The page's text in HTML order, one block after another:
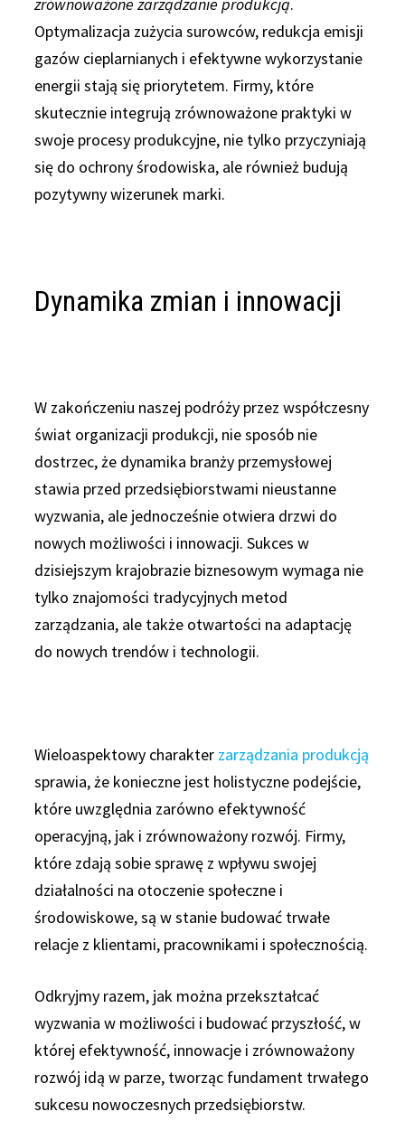
zrównoważone zarządzanie produkcją.
Optymalizacja zużycia surowców, redukcja emisji
gazów cieplarnianych i efektywne wykorzystanie
energii stają się priorytetem. Firmy, które
skutecznie integrują zrównoważone praktyki w
swoje procesy produkcyjne, nie tylko przyczyniają
się do ochrony środowiska, ale również budują
pozytywny wizerunek marki.
Dynamika zmian i innowacji
W zakończeniu naszej podróży przez współczesny
świat organizacji produkcji, nie sposób nie
dostrzec, że dynamika branży przemysłowej
stawia przed przedsiębiorstwami nieustanne
wyzwania, ale jednocześnie otwiera drzwi do
nowych możliwości i innowacji. Sukces w
dzisiejszym krajobrazie biznesowym wymaga nie
tylko znajomości tradycyjnych metod
zarządzania, ale także otwartości na adaptację
do nowych trendów i technologii.
Wieloaspektowy charakter zarządzania produkcją
sprawia, że konieczne jest holistyczne podejście,
które uwzględnia zarówno efektywność
operacyjną, jak i zrównoważony rozwój. Firmy,
które zdają sobie sprawę z wpływu swojej
działalności na otoczenie społeczne i
środowiskowe, są w stanie budować trwałe
relacje z klientami, pracownikami i społecznością.
Odkryjmy razem, jak można przekształcać
wyzwania w możliwości i budować przyszłość, w
której efektywność, innowacje i zrównoważony
rozwój idą w parze, tworząc fundament trwałego
sukcesu nowoczesnych przedsiębiorstw.